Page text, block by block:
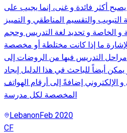
أكثر فائدة و غنى، إنما يجيب على
والتقسيم المناطقي و التمييز
و الخاصة و تحديد لغة التدريس وحجم
ما إذا كانت مختلطة أو مخصصة
مراحل التدريس فيها من الروضات إلى
يمكن أيضاً للباحث في هذا الدليل إيجاد
الإلكتروني إضافةً إلى أرقام الهواتف
المخصصة لكل مدرسة
LebanonFeb 2020
CF